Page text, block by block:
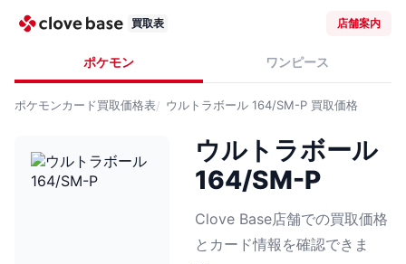
買取表 店舗案内
ポケモン ワンピース
ポケモンカード買取価格表 ウルトラボール 164/SM-P 買取価格
ウルトラボール
164/SM-P
Clove Base店舗での買取価格
とカード情報を確認できま